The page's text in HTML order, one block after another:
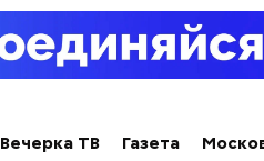
Вечерка ТВ Газета